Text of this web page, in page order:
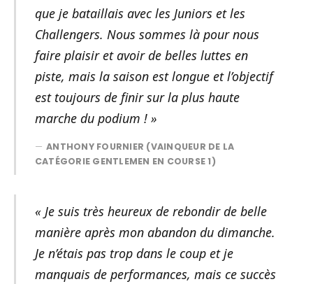
que je bataillais avec les Juniors et les
Challengers. Nous sommes là pour nous
faire plaisir et avoir de belles luttes en
piste, mais la saison est longue et l’objectif
est toujours de finir sur la plus haute
marche du podium ! »
ANTHONY FOURNIER (VAINQUEUR DE LA
CATÉGORIE GENTLEMEN EN COURSE 1)
« Je suis très heureux de rebondir de belle
manière après mon abandon du dimanche.
Je n’étais pas trop dans le coup et je
manquais de performances, mais ce succès